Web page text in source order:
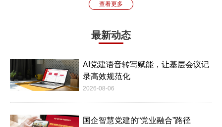
查看更多
最新动态
AI党建语音转写赋能，让基层会议记
录高效规范化
2026-08-06
国企智慧党建的“党业融合”路径